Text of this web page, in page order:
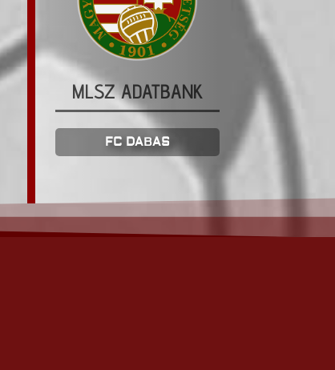
MLSZ ADATBANK
FC DABAS